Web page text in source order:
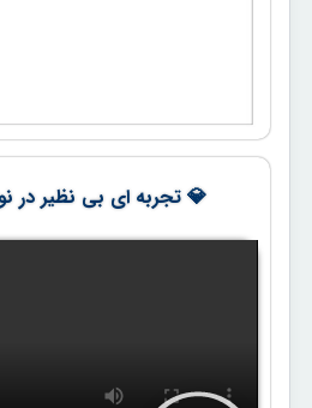
💎 تجربه ای بی نظیر در